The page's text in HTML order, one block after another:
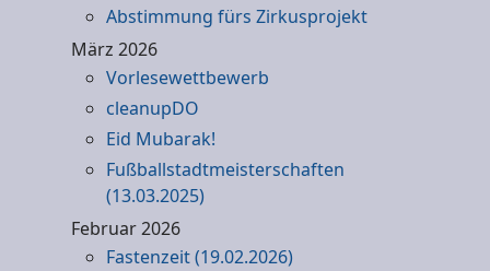
Abstimmung fürs Zirkusprojekt
März 2026
Vorlesewettbewerb
cleanupDO
Eid Mubarak!
Fußballstadtmeisterschaften
(13.03.2025)
Februar 2026
Fastenzeit (19.02.2026)